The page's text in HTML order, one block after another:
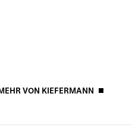
VON KIEFERMANN